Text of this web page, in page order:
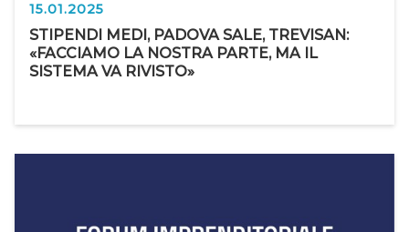
15.01.2025
STIPENDI MEDI, PADOVA SALE, TREVISAN:
«FACCIAMO LA NOSTRA PARTE, MA IL
SISTEMA VA RIVISTO»